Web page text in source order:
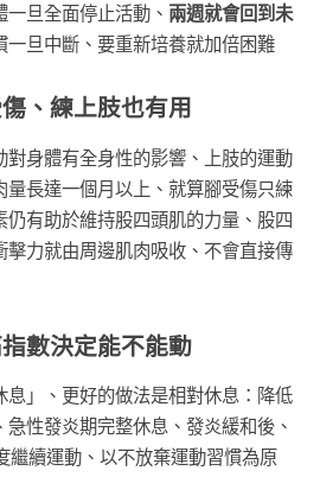
旦全面停止活動、 兩週就會回到未
一旦中斷、要重新培養就加倍困難
、練上肢也有用
對身體有全身性的影響、上肢的運動
量長達一個月以上、就算腳受傷只練
仍有助於維持股四頭肌的力量、股四
擊力就由周邊肌肉吸收、不會直接傳
數決定能不能動
息」、更好的做法是相對休息：降低
性發炎期完整休息、發炎緩和後、
繼續運動、以不放棄運動習慣為原